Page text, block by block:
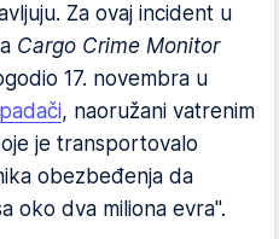
Za ovaj incident u
Cargo Crime Monitor
17. novembra u
, naoružani vatrenim
je transportovalo
obezbeđenja da
oko dva miliona evra".